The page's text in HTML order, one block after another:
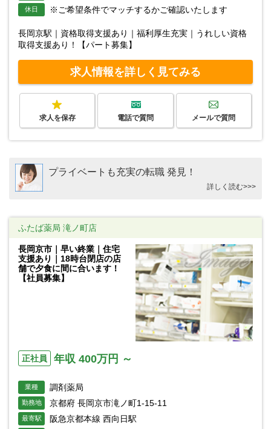
休日 ※ご希望条件でマッチするかご確認いたします
長岡京駅｜資格取得支援あり｜福利厚生充実｜うれしい資格
取得支援あり！【パート募集】
求人情報を詳しく見てみる
求人を保存 電話で質問 メールで質問
プライベートも充実の転職 発見！
詳しく読む>>>
ふたば薬局 滝ノ町店
長岡京市｜早い終業｜住宅
支援あり｜18時台閉店の店
舗で夕食に間に合います！
【社員募集】
正社員 年収 400万円 ～
業種 調剤薬局
勤務地 京都府 長岡京市滝ノ町1-15-11
最寄駅 阪急京都本線 西向日駅